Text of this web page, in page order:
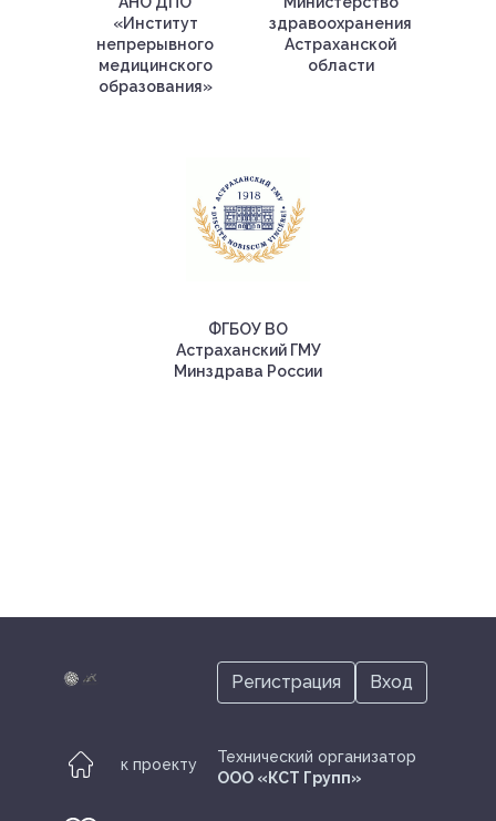
«Институт
непрерывного
медицинского
образования»
здравоохранения
Астраханской
области
ФГБОУ ВО
Астраханский ГМУ
Минздрава России
к проекту
Технический организатор
ООО «КСТ Групп»
Регистрация Вход